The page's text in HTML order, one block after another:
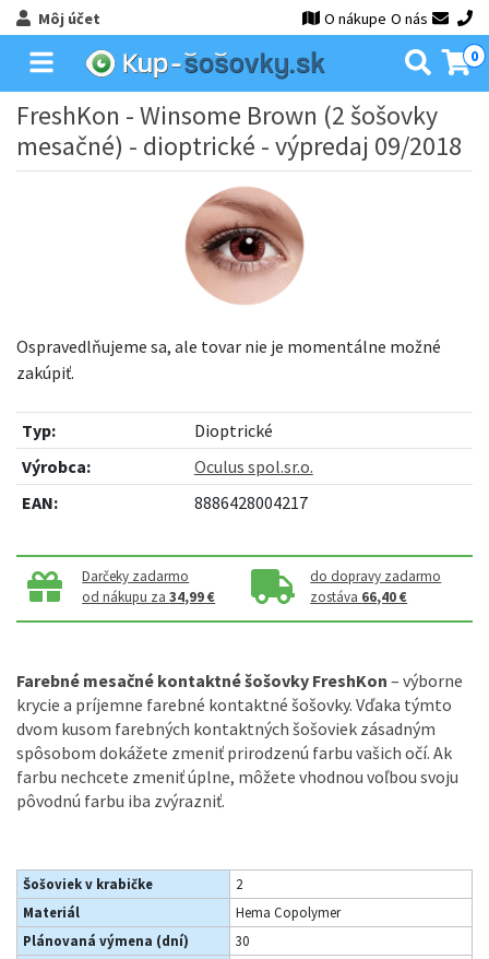
Môj účet O nákupe O nás
0
FreshKon - Winsome Brown (2 šošovky
mesačné) - dioptrické - výpredaj 09/2018
Ospravedlňujeme sa, ale tovar nie je momentálne možné
zakúpiť.
Typ:
Dioptrické
Výrobca:
Oculus spol.sr.o.
EAN:
8886428004217
Darčeky zadarmo
od nákupu za34,99 €
do dopravy zadarmo
zostáva 66,40 €
Farebné mesačné kontaktné šošovky FreshKon – výborne
krycie a príjemne farebné kontaktné šošovky. Vďaka týmto
dvom kusom farebných kontaktných šošoviek zásadným
spôsobom dokážete zmeniť prirodzenú farbu vašich očí. Ak
farbu nechcete zmeniť úplne, môžete vhodnou voľbou svoju
pôvodnú farbu iba zvýrazniť.
Šošoviek v krabičke
2
Materiál
Hema Copolymer
Plánovaná výmena (dní)
30